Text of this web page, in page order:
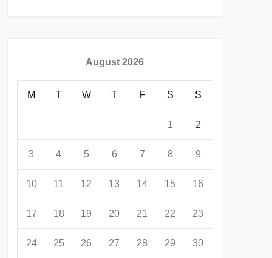
August 2026
M T W T F S S
1 2
3 4 5 6 7 8 9
10 11 12 13 14 15 16
17 18 19 20 21 22 23
24 25 26 27 28 29 30